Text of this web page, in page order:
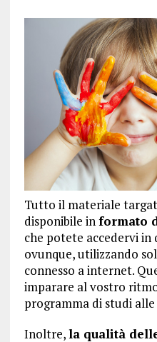
Tutto il materiale
disponibile informato
che potete accedervi in
ovunque, utilizzando
connesso a internet.
imparare al vostro
programma di studi alle
Inoltre,la qualità